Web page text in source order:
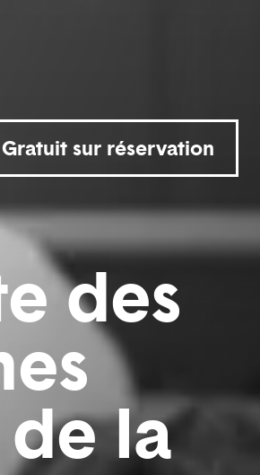
des
la
Gratuit sur réservation